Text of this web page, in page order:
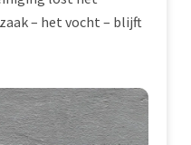
– het vocht – blijft